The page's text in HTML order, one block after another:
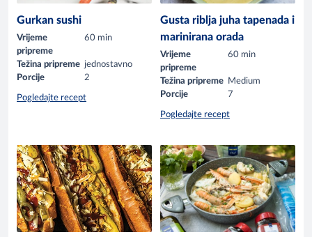
Gurkan sushi
Vrijeme
pripreme
60 min
Težina pripreme jednostavno
Porcije
2
Pogledajte recept
Gusta riblja juha tapenada i
marinirana orada
Vrijeme
pripreme
60 min
Težina pripreme
Medium
Porcije
7
Pogledajte recept